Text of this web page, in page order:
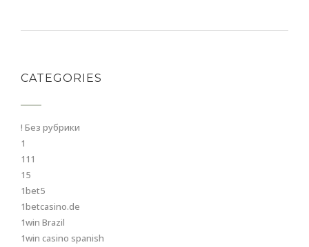
CATEGORIES
! Без рубрики
1
111
15
1bet5
1betcasino.de
1win Brazil
1win casino spanish